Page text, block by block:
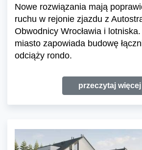
Nowe rozwiązania mają
ruchu w rejonie zjazdu z
Obwodnicy Wrocławia i
miasto zapowiada budowę
odciąży rondo.
przeczytaj więcej